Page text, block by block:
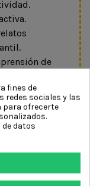
de
en
a
fines de
redes sociales y las
para ofrecerte
datos